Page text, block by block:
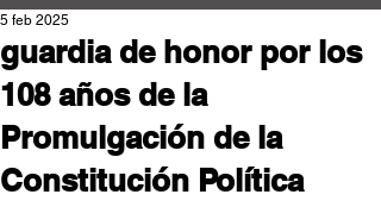
guardia de honor por los
108 años de la
Promulgación de la
Constitución Política
5 feb 2025